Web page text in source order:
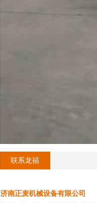
联系龙福
济南正麦机械设备有限公司